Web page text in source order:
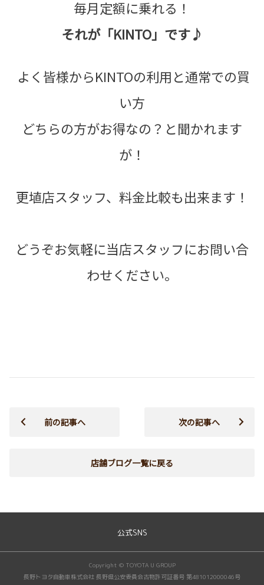
毎月定額に乗れる！
それが「KINTO」です♪
よく皆様からKINTOの利用と通常での買
い方
どちらの方がお得なの？と聞かれます
が！
更埴店スタッフ、料金比較も出来ます！
どうぞお気軽に当店スタッフにお問い合
わせください。
前の記事へ
店舗ブログ一覧に戻る
次の記事へ
公式SNS
Copyright © TOYOTA U GROUP
長野トヨタ自動車株式会社 長野県公安委員会古物許可証番号 第481012000046号